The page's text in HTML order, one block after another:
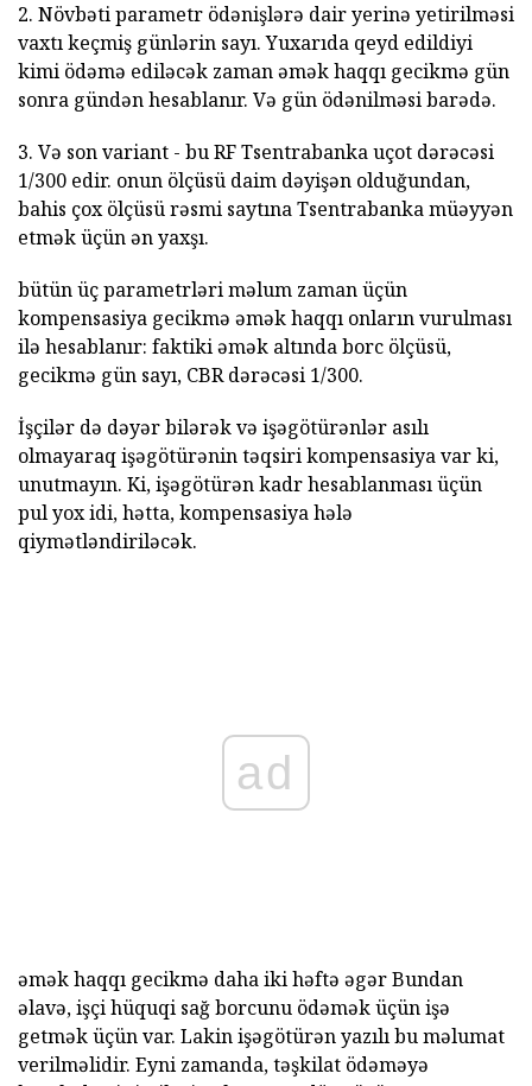
2. Növbəti parametr ödənişlərə dair yerinə yetirilməsi
vaxtı keçmiş günlərin sayı. Yuxarıda qeyd edildiyi
kimi ödəmə ediləcək zaman əmək haqqı gecikmə gün
sonra gündən hesablanır. Və gün ödənilməsi barədə.
3. Və son variant - bu RF Tsentrabanka uçot dərəcəsi
1/300 edir. onun ölçüsü daim dəyişən olduğundan,
bahis çox ölçüsü rəsmi saytına Tsentrabanka müəyyən
etmək üçün ən yaxşı.
bütün üç parametrləri məlum zaman üçün
kompensasiya gecikmə əmək haqqı onların vurulması
ilə hesablanır: faktiki əmək altında borc ölçüsü,
gecikmə gün sayı, CBR dərəcəsi 1/300.
İşçilər də dəyər bilərək və işəgötürənlər asılı
olmayaraq işəgötürənin təqsiri kompensasiya var ki,
unutmayın. Ki, işəgötürən kadr hesablanması üçün
pul yox idi, hətta, kompensasiya hələ
qiymətləndiriləcək.
ad
əmək haqqı gecikmə daha iki həftə əgər Bundan
əlavə, işçi hüquqi sağ borcunu ödəmək üçün işə
getmək üçün var. Lakin işəgötürən yazılı bu məlumat
verilməlidir. Eyni zamanda, təşkilat ödəməyə